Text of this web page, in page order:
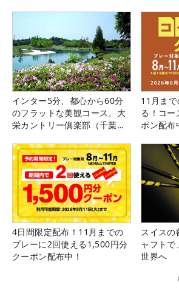
インター5分、都心から60分
のフラットな美観コース。大
栄カントリー俱楽部（千葉
11月ま
る！コー
ポン配布
4日間限定配布！11月までの
プレーに2回使える1,500円分
クーポン配布中！
スイスの
ャフト
世界へ